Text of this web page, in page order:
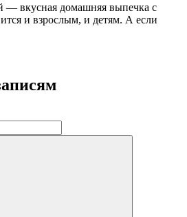
— вкусная домашняя выпечка с
и взрослым, и детям. А если